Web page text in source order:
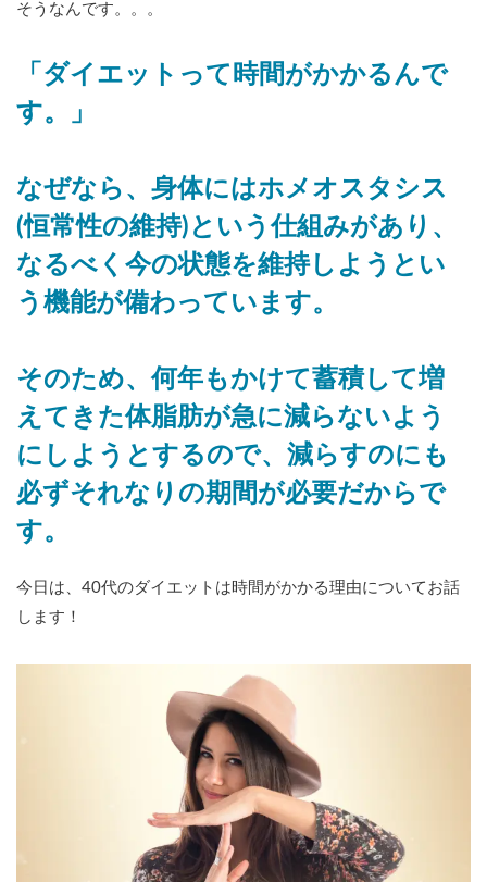
そうなんです。。。
「ダイエットって時間がかかるんで
す。」
なぜなら、身体にはホメオスタシス
(恒常性の維持)という仕組みがあり、
なるべく今の状態を維持しようとい
う機能が備わっています。
そのため、何年もかけて蓄積して増
えてきた体脂肪が急に減らないよう
にしようとするので、減らすのにも
必ずそれなりの期間が必要だからで
す。
今日は、40代のダイエットは時間がかかる理由についてお話
します！